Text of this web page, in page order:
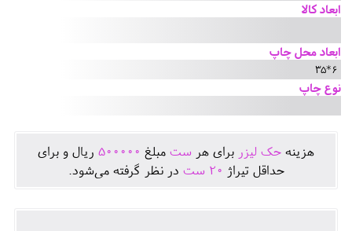
ابعاد کالا
ابعاد محل چاپ
6*35
نوع چاپ
هزينه حک لیزر برای هر ست مبلغ 500000 ريال و برای
حداقل تيراژ 20 ست در نظر گرفته می‌شود.